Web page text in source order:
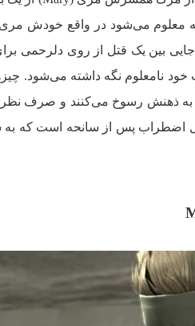
معلوم می‌شود در واقع خودش مری
بین یک قتل از روی دلرحمی
نامعلوم نگه داشته می‌شود.
ذهنش رسوخ می‌کنند و صرف نظر
اضطراب پس از سانحه است که